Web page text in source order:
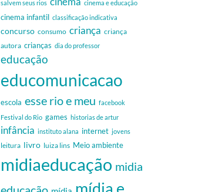
salvem seus rios
cinema e educação
cinema infantil classificação indicativa
concurso consumo criança criança
autora crianças dia do professor
educação
educomunicacao
escola esse rio e meu facebook
Festival do Rio games historias de artur
infância instituto alana internet jovens
leitura livro luiza lins Meio ambiente
midiaeducação midia